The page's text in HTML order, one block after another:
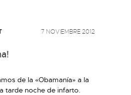
7 NOVIEMBRE 2012
de la «Obamanía» a la
tarde noche de infarto.